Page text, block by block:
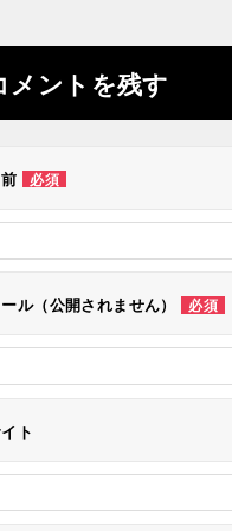
メントを残す
必須
ル（公開されません） 必須
ト